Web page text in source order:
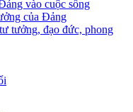
vào cuộc sống
của Đảng
tưởng, đạo đức, phong